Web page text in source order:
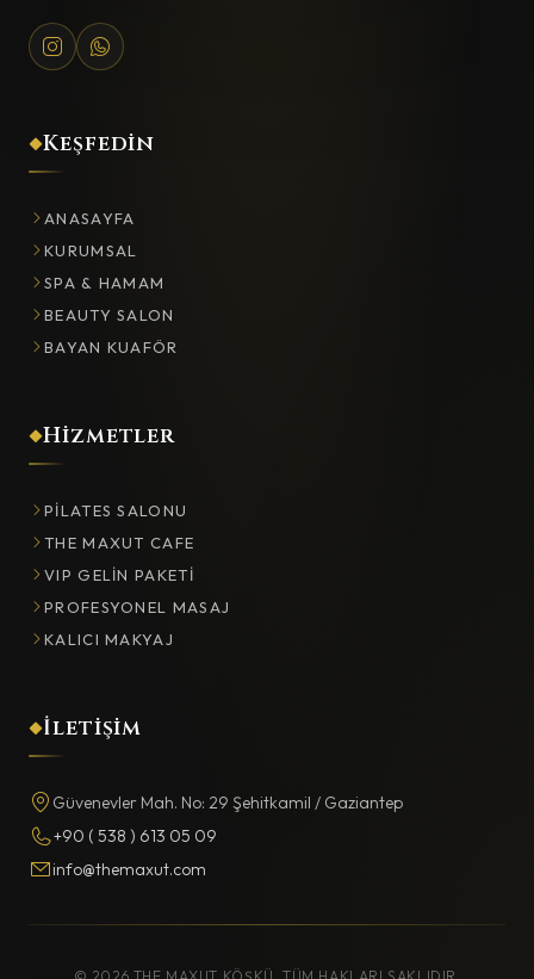
Keşfedin
ANASAYFA
KURUMSAL
SPA & HAMAM
BEAUTY SALON
BAYAN KUAFÖR
Hizmetler
PILATES SALONU
THE MAXUT CAFE
VIP GELIN PAKETI
PROFESYONEL MASAJ
KALICI MAKYAJ
İletişim
Güvenevler Mah. No: 29 Şehitkamil / Gaziantep
+90 ( 538 ) 613 05 09
info@themaxut.com